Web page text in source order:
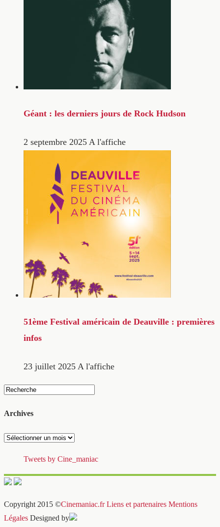
Géant : les derniers jours de Rock Hudson
2 septembre 2025 A l'affiche
51ème Festival américain de Deauville : premières
infos
23 juillet 2025 A l'affiche
Archives
Archives
Tweets by Cine_maniac
Copyright 2015 ©Cinemaniac.fr Liens et partenaires Mentions
Légales Designed by